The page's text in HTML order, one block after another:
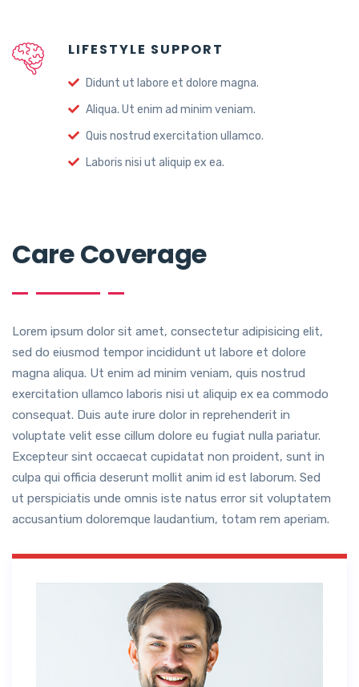
LIFESTYLE SUPPORT
Didunt ut labore et dolore magna.
Aliqua. Ut enim ad minim veniam.
Quis nostrud exercitation ullamco.
Laboris nisi ut aliquip ex ea.
Care Coverage
Lorem ipsum dolor sit amet, consectetur adipisicing elit,
sed do eiusmod tempor incididunt ut labore et dolore
magna aliqua. Ut enim ad minim veniam, quis nostrud
exercitation ullamco laboris nisi ut aliquip ex ea commodo
consequat. Duis aute irure dolor in reprehenderit in
voluptate velit esse cillum dolore eu fugiat nulla pariatur.
Excepteur sint occaecat cupidatat non proident, sunt in
culpa qui officia deserunt mollit anim id est laborum. Sed
ut perspiciatis unde omnis iste natus error sit voluptatem
accusantium doloremque laudantium, totam rem aperiam.